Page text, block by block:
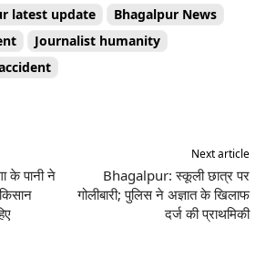
latest update
Bhagalpur News
Journalist humanity
के पानी ने
Next article
Bhagalpur: स्कूली छात्र पर
गोलीबारी; पुलिस ने अज्ञात के खिलाफ
दर्ज की प्राथमिकी